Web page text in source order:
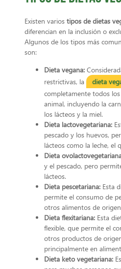
Existen varios tipos de dietas
diferencian en la inclusión o
Algunos de los tipos más
son:
Dieta vegana:
restrictivas, la
dieta
completamente todos
animal, incluyendo la
los lácteos y la miel.
Dieta lactovegetariana:
pescado y los huevos,
lácteos como la leche, el
Dieta
y el pescado, pero
lácteos.
Dieta pescetariana: Esta
permite el consumo de
otros alimentos de
Dieta flexitariana: Esta
flexible, que permite el
otros productos de
principalmente en
Dieta keto vegetariana: